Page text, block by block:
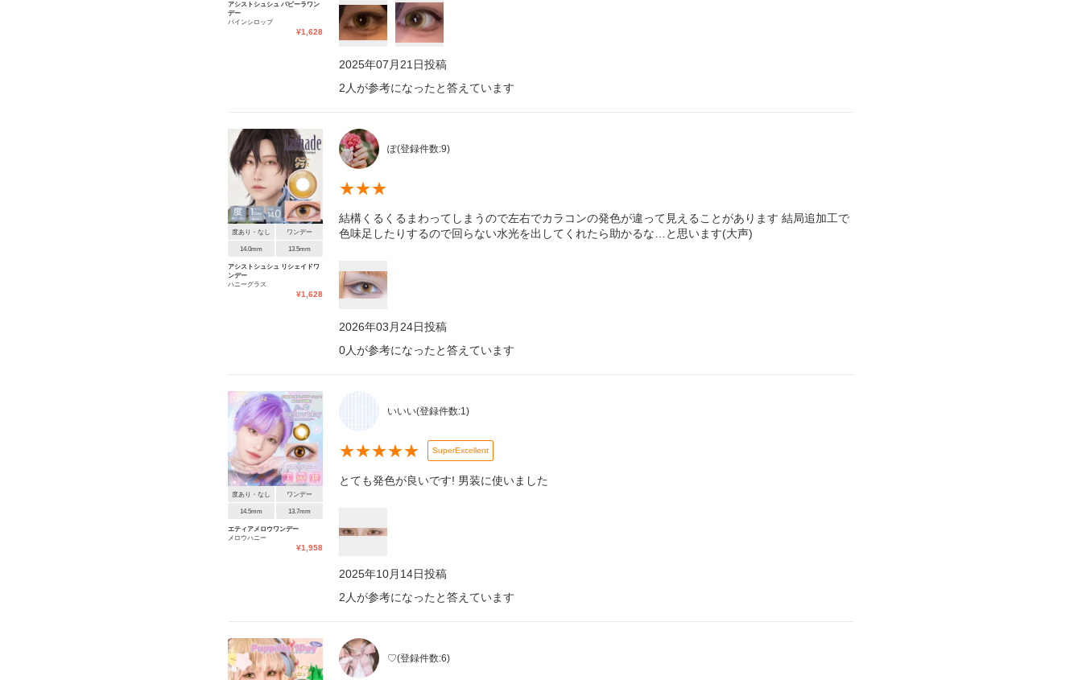
アシストシュシュ パピーラワン
デー
パインシロップ
¥1,628
2025年07月21日投稿
2 人が参考になったと答えています
度あり・なし ワンデー
14.0mm 13.5mm
アシストシュシュ リシェイドワ
ンデー
ハニーグラス
¥1,628
ぽ(登録件数:9)
★★★
結構くるくるまわってしまうので左右でカラコンの発色が違って見えることがあります 結局追加工で
色味足したりするので回らない水光を出してくれたら助かるな…と思います(大声)
2026年03月24日投稿
0人が参考になったと答えています
度あり・なし ワンデー
14.5mm 13.7mm
エティアメロウワンデー
メロウハニー
¥1,958
いいい(登録件数:1)
★★★★★ SuperExcellent
とても発色が良いです! 男装に使いました
2025年10月14日投稿
2 人が参考になったと答えています
♡(登録件数:6)